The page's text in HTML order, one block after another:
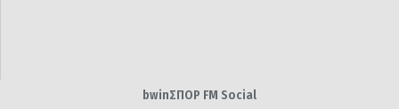
bwinΣΠΟΡ FM Social